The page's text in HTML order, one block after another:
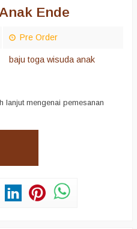
Ende
Pre Order
baju toga wisuda anak
lanjut mengenai pemesanan